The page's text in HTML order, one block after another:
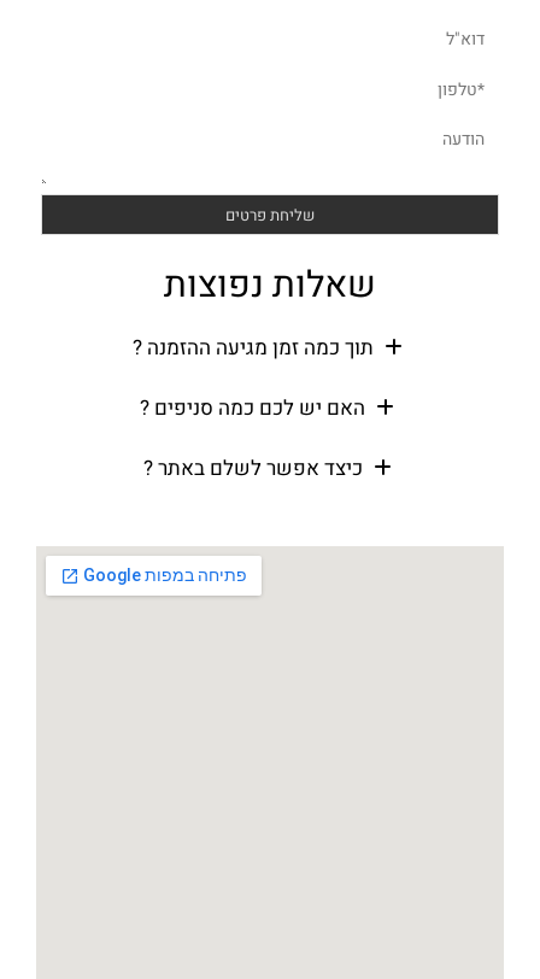
שאלות נפוצות
תוך כמה זמן מגיעה ההזמנה ?
האם יש לכם כמה סניפים ?
כיצד אפשר לשלם באתר ?